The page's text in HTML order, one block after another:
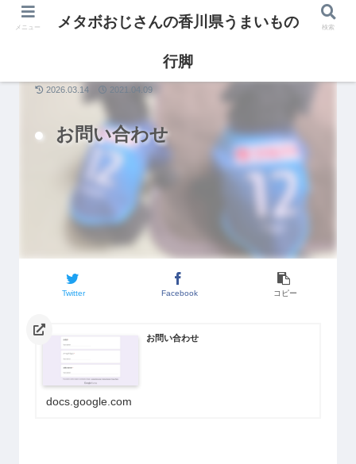
お問い合わせ
Twitter Facebook コピー
2026.03.14 2021.04.09
お問い合わせ
docs.google.com
メニュー メタボおじさんの香川県うまいもの
行脚
検索